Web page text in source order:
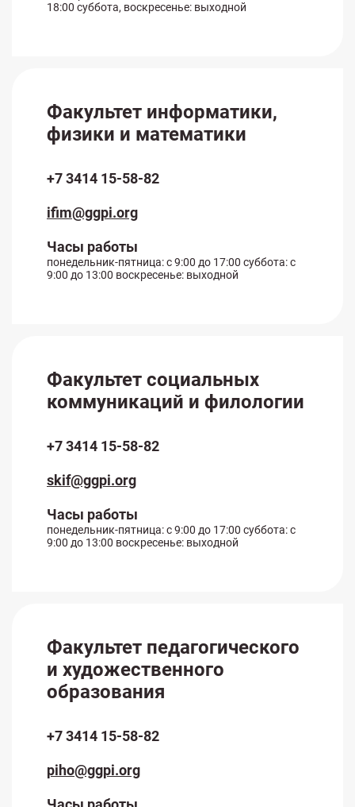
18:00 суббота, воскресенье: выходной
Факультет информатики,
физики и математики
+7 3414 15-58-82
ifim@ggpi.org
Часы работы
понедельник-пятница: с 9:00 до 17:00 суббота: с
9:00 до 13:00 воскресенье: выходной
Факультет социальных
коммуникаций и филологии
+7 3414 15-58-82
skif@ggpi.org
Часы работы
понедельник-пятница: с 9:00 до 17:00 суббота: с
9:00 до 13:00 воскресенье: выходной
Факультет педагогического
и художественного
образования
+7 3414 15-58-82
piho@ggpi.org